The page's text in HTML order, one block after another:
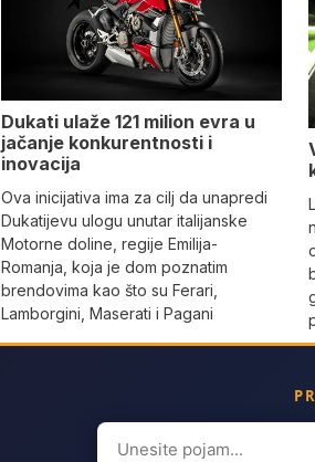
Dukati ulaže 121 milion evra u
jačanje konkurentnosti i
inovacija
Ova inicijativa ima za cilj da unapredi
Dukatijevu ulogu unutar italijanske
Motorne doline, regije Emilija-
Romanja, koja je dom poznatim
brendovima kao što su Ferari,
Lamborgini, Maserati i Pagani
Search